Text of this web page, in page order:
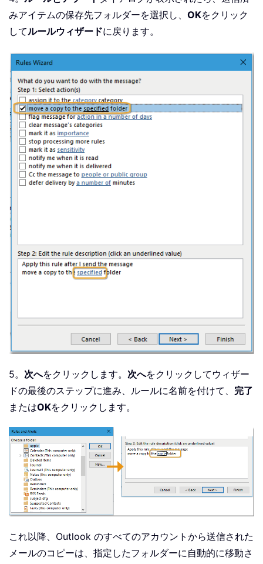
みアイテムの保存先フォルダーを選択し、 OKをクリック
してルールウィザードに戻ります。
5。 次へをクリックします。 次へをクリックしてウィザー
ドの最後のステップに進み、ルールに名前を付けて、 完了
またはOKをクリックします。
これ以降、Outlook のすべてのアカウントから送信された
メールのコピーは、指定したフォルダーに自動的に移動さ